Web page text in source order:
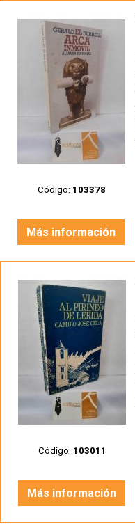
Código: 103378
Más información
Código: 103011
Más información